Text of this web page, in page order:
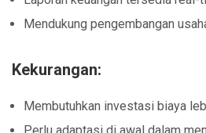
Mendukung pengembangan
Kekurangan:
Membutuhkan investasi biaya